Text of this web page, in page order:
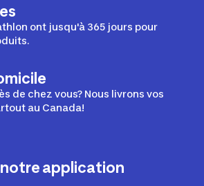
ont jusqu'à 365 jours pour
de chez vous? Nous livrons vos
au Canada!
application